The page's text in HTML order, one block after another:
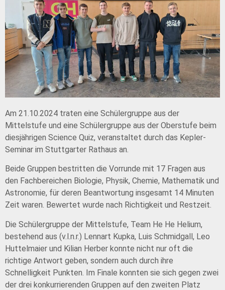
Am 21.10.2024 traten eine Schülergruppe aus der
Mittelstufe und eine Schülergruppe aus der Oberstufe beim
diesjährigen Science Quiz, veranstaltet durch das Kepler-
Seminar im Stuttgarter Rathaus an.
Beide Gruppen bestritten die Vorrunde mit 17 Fragen aus
den Fachbereichen Biologie, Physik, Chemie, Mathematik und
Astronomie, für deren Beantwortung insgesamt 14 Minuten
Zeit waren. Bewertet wurde nach Richtigkeit und Restzeit.
Die Schülergruppe der Mittelstufe, Team He He Helium,
bestehend aus (v.l.n.r.) Lennart Kupka, Luis Schmidgall, Leo
Huttelmaier und Kilian Herber konnte nicht nur oft die
richtige Antwort geben, sondern auch durch ihre
Schnelligkeit Punkten. Im Finale konnten sie sich gegen zwei
der drei konkurrierenden Gruppen auf den zweiten Platz